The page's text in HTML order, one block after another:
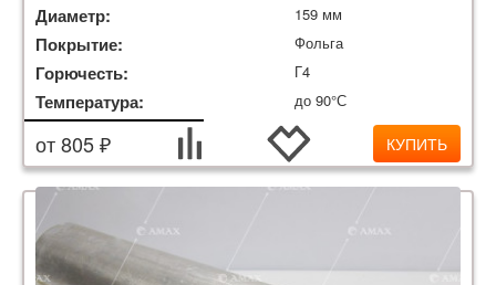
Диаметр: 159 мм
Покрытие: Фольга
Горючесть: Г4
Температура: до 90°С
от 805 ₽ КУПИТЬ